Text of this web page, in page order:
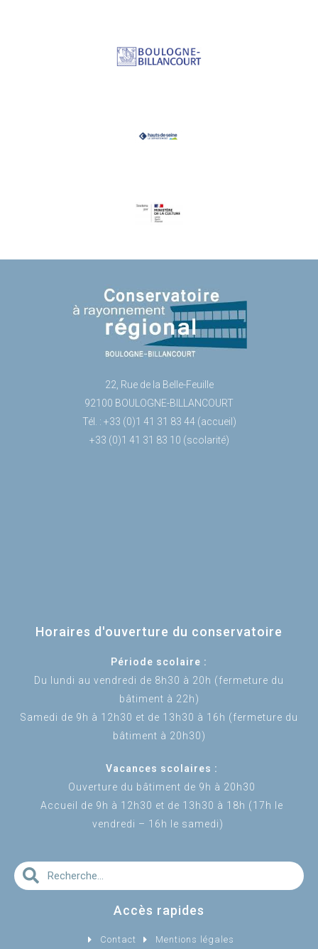
22, Rue de la Belle-Feuille
92100 BOULOGNE-BILLANCOURT
Tél. : +33 (0)1 41 31 83 44 (accueil)
+33 (0)1 41 31 83 10 (scolarité)
Horaires d'ouverture du conservatoire
Période scolaire :
Du lundi au vendredi de 8h30 à 20h (fermeture du
bâtiment à 22h)
Samedi de 9h à 12h30 et de 13h30 à 16h (fermeture du
bâtiment à 20h30)
Vacances scolaires :
Ouverture du bâtiment de 9h à 20h30
Accueil de 9h à 12h30 et de 13h30 à 18h (17h le
vendredi – 16h le samedi)
Accès rapides
Contact Mentions légales